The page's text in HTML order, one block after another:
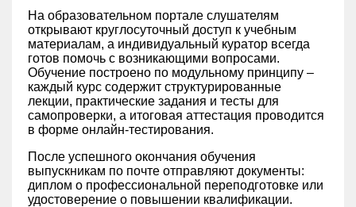
На образовательном портале слушателям
открывают круглосуточный доступ к учебным
материалам, а индивидуальный куратор всегда
готов помочь с возникающими вопросами.
Обучение построено по модульному принципу –
каждый курс содержит структурированные
лекции, практические задания и тесты для
самопроверки, а итоговая аттестация проводится
в форме онлайн-тестирования.
После успешного окончания обучения
выпускникам по почте отправляют документы:
диплом о профессиональной переподготовке или
удостоверение о повышении квалификации.